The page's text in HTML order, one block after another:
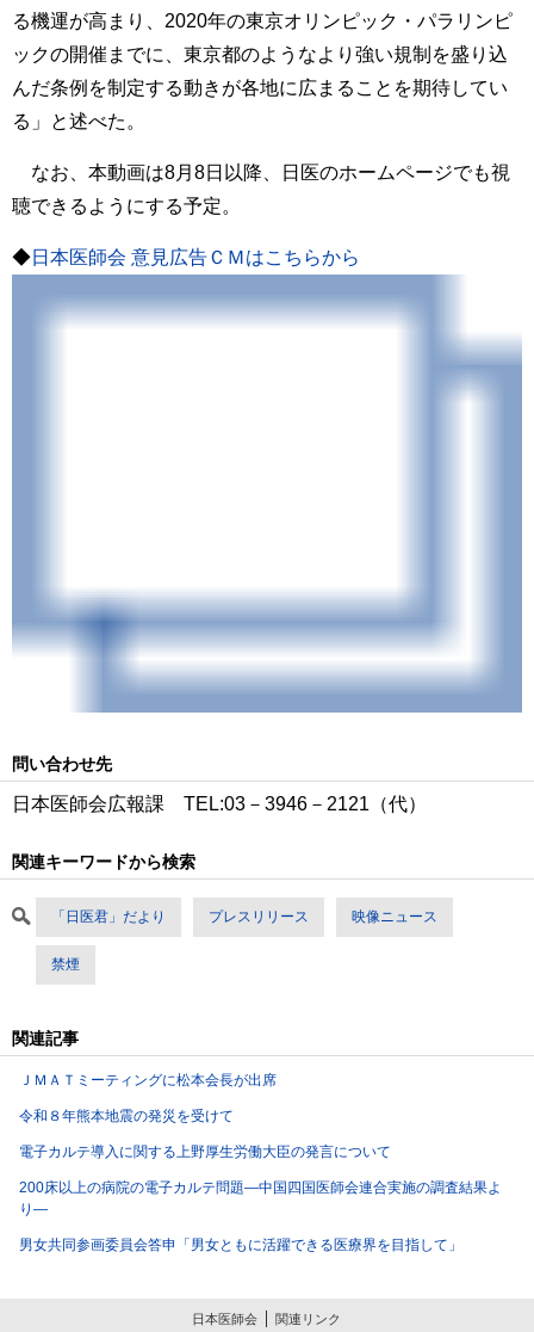
る機運が高まり、2020年の東京オリンピック・パラリンピ
ックの開催までに、東京都のようなより強い規制を盛り込
んだ条例を制定する動きが各地に広まることを期待してい
る」と述べた。
なお、本動画は8月8日以降、日医のホームページでも視
聴できるようにする予定。
◆日本医師会 意見広告ＣＭはこちらから
問い合わせ先
日本医師会広報課 TEL:03－3946－2121（代）
関連キーワードから検索
「日医君」だより プレスリリース 映像ニュース
禁煙
関連記事
ＪＭＡＴミーティングに松本会長が出席
令和８年熊本地震の発災を受けて
電子カルテ導入に関する上野厚生労働大臣の発言について
200床以上の病院の電子カルテ問題―中国四国医師会連合実施の調査結果よ
り―
男女共同参画委員会答申「男女ともに活躍できる医療界を目指して」
日本医師会 関連リンク